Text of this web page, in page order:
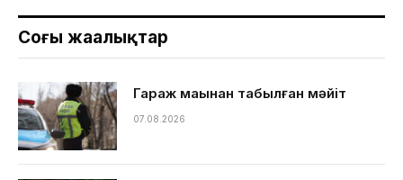
Соңғы жаңалықтар
Гараж маңынан табылған мәйіт
07.08.2026